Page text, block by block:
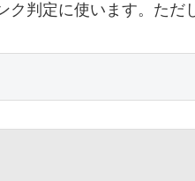
判定に使います。ただ